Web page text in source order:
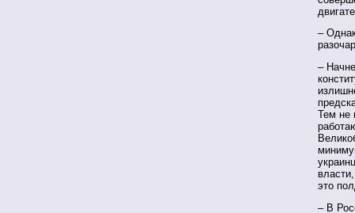
–
–
Тем не
это
– В